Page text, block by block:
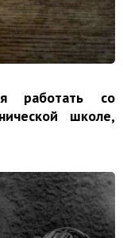
работать со
школе,